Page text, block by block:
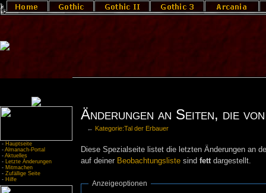
- Hauptseite
- Almanach-Portal
- Aktuelles
- Letzte Änderungen
- Mitmachen
- Zufällige Seite
- Hilfe
Änderungen an Seiten, die
← Kategorie:Tal der Erbauer
Diese Spezialseite listet die letzten Änderungen an
auf deiner Beobachtungslistesind fettdargestellt.
Anzeigeoptionen